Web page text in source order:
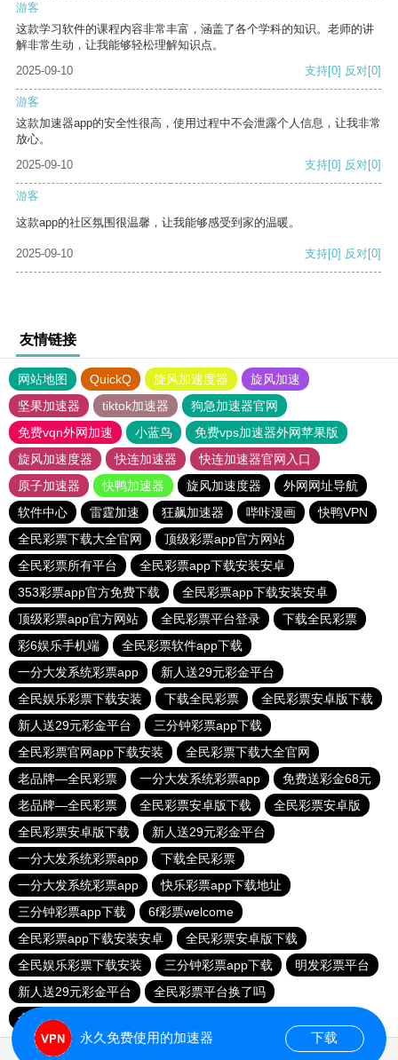
游客
这款学习软件的课程内容非常丰富，涵盖了各个学科的知识。老师的讲
解非常生动，让我能够轻松理解知识点。
2025-09-10
支持[0] 反对[0]
游客
这款加速器app的安全性很高，使用过程中不会泄露个人信息，让我非常
放心。
2025-09-10
支持[0] 反对[0]
游客
这款app的社区氛围很温馨，让我能够感受到家的温暖。
2025-09-10 支持[0] 反对[0]
友情链接
网站地图 QuickQ 旋风加速度器
旋风加速
坚果加速器
tiktok加速器
狗急加速器官网
免费vqn外网加速
小蓝鸟
免费vps加速器外网苹果版
旋风加速度器
快连加速器
快连加速器官网入口
原子加速器
快鸭加速器 旋风加速度器
外网网址导航
软件中心
雷霆加速 狂飙加速器 哔咔漫画
快鸭VPN
全民彩票下载大全官网
顶级彩票app官方网站
全民彩票所有平台
全民彩票app下载安装安卓
353彩票app官方免费下载
全民彩票app下载安装安卓
顶级彩票app官方网站
全民彩票平台登录
下载全民彩票
彩6娱乐手机端
全民彩票软件app下载
一分大发系统彩票app
新人送29元彩金平台
全民娱乐彩票下载安装
下载全民彩票
全民彩票安卓版下载
新人送29元彩金平台
三分钟彩票app下载
全民彩票官网app下载安装
全民彩票下载大全官网
老品牌—全民彩票
一分大发系统彩票app
免费送彩金68元
老品牌—全民彩票
全民彩票安卓版下载
全民彩票安卓版
全民彩票安卓版下载
新人送29元彩金平台
一分大发系统彩票app
下载全民彩票
一分大发系统彩票app
快乐彩票app下载地址
三分钟彩票app下载
6f彩票welcome
全民彩票app下载安装安卓
全民彩票安卓版下载
全民娱乐彩票下载安装
三分钟彩票app下载
明发彩票平台
新人送29元彩金平台
全民彩票平台换了吗
全民彩票官网app下载安装
永久免费使用的加速器 下载